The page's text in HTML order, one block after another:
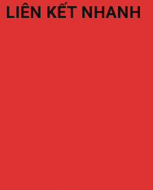
LIÊN KẾT NHANH